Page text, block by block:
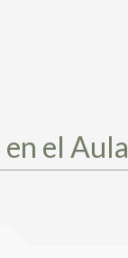
el Aula